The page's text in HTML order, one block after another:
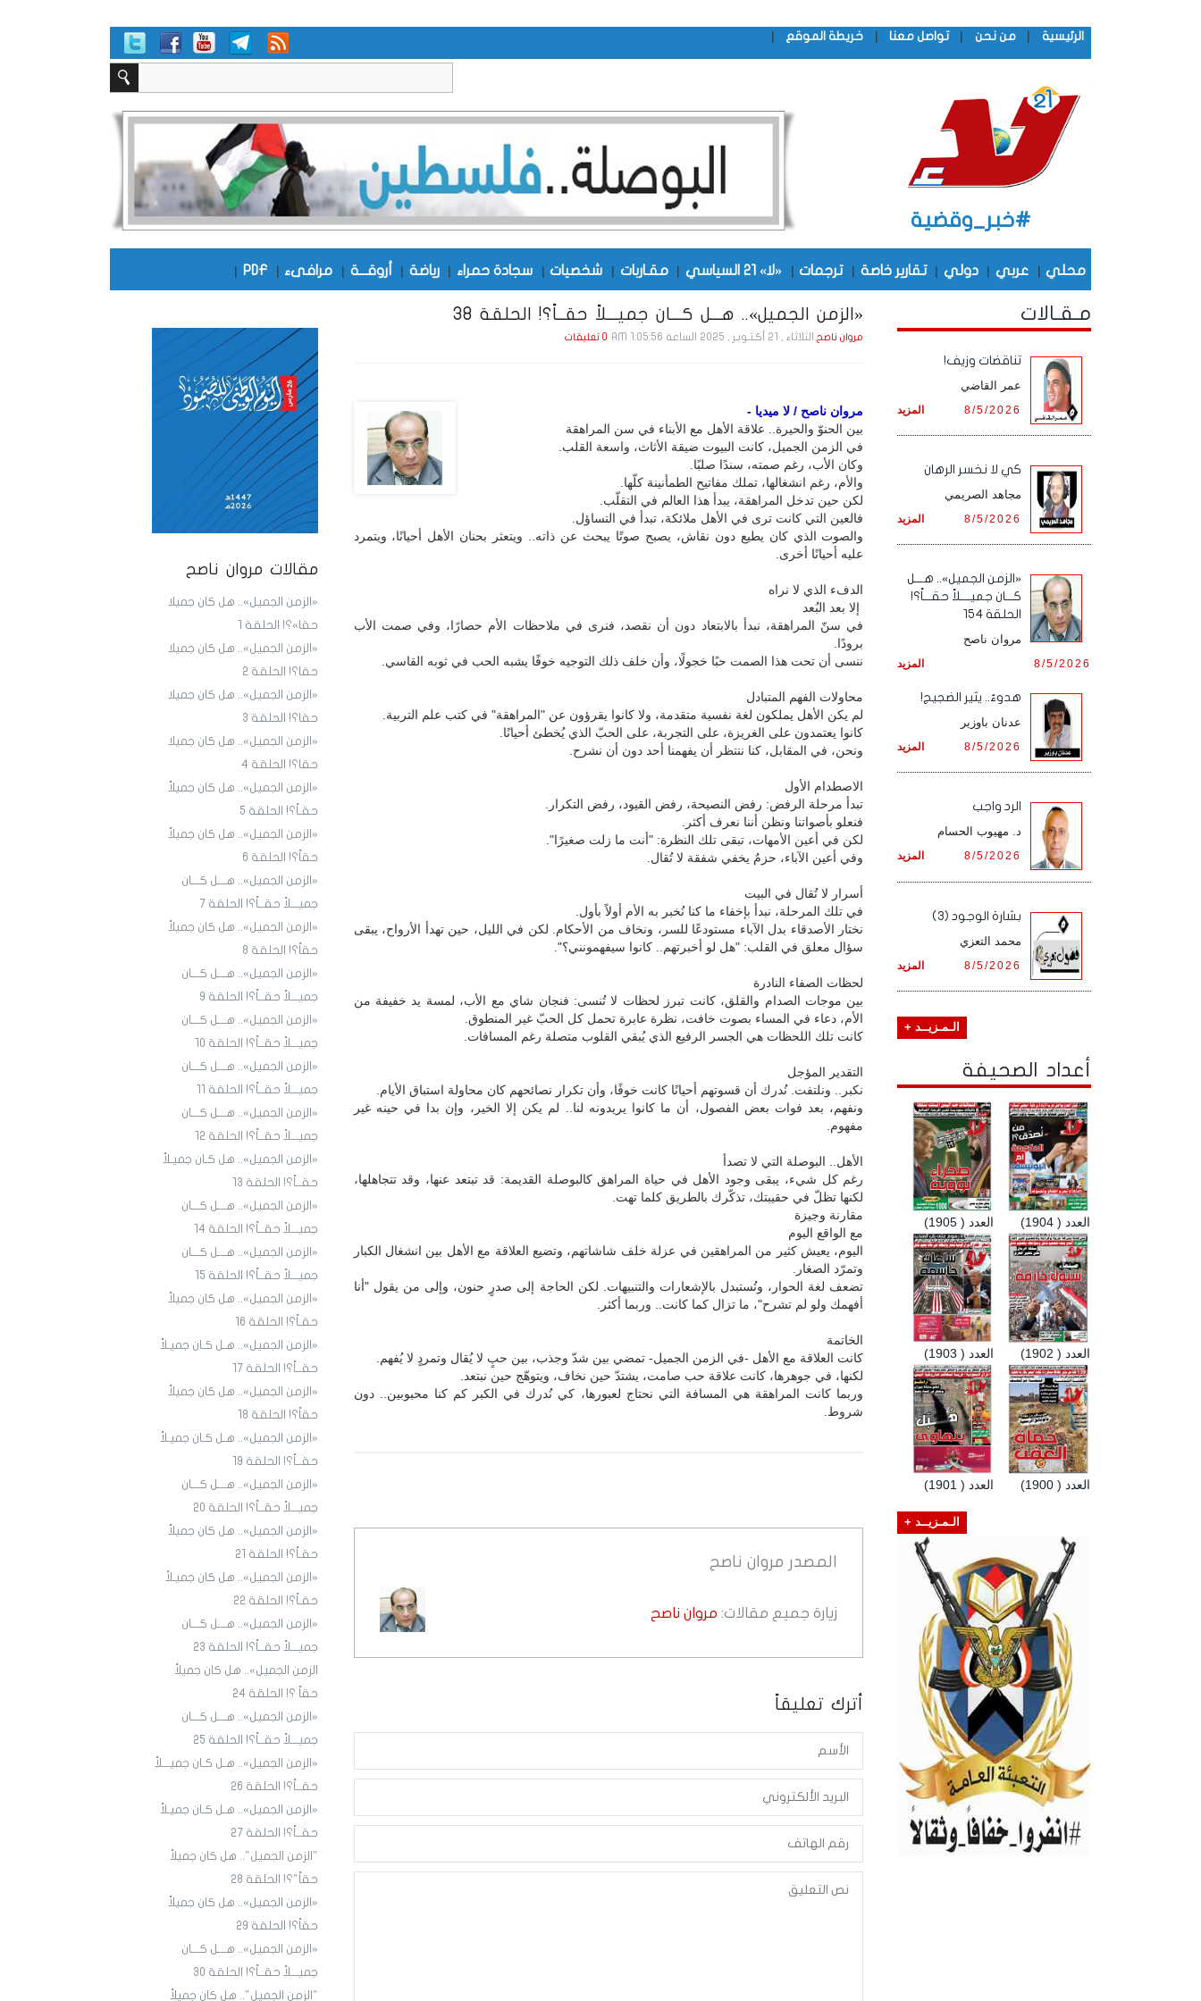
الرئيسية | من نحن | تواصل معنا | خريطة الموقع |
#خبر_وقضية
محلي | عربي | دولي | تقارير خاصة | ترجمات | «لا» 21 السياسي | مقـاربات | شخصيات | سجادة حمراء | رياضة | أروقـــة | مرافىء |
PDF
|
مقالات مروان ناصح
«الزمن الجميل».. هل كان جميلا
حقا»؟! الحلقة 1
«الزمن الجميل».. هل كان جميلا
حقا؟! الحلقة 2
«الزمن الجميل».. هل كان جميلا
حقا؟! الحلقة 3
«الزمن الجميل».. هل كان جميلا
حقا؟! الحلقة 4
«الزمن الجميل».. هل كان جميلاً
حقـاً؟! الحلقة 5
«الزمن الجميل».. هل كان جميلاً
حقاً؟! الحلقة 6
«الزمن الجميل».. هـــل كـــان
جميـــلاً حقــاً؟! الحلقة 7
«الزمن الجميل».. هل كان جميلاً
حقاً؟! الحلقة 8
«الزمن الجميل».. هـــل كـــان
جميـــلاً حقــاً؟! الحلقة 9
«الزمن الجميل».. هـــل كـــان
جميـــلاً حقــاً؟! الحلقة ١٠
«الزمن الجميل».. هـــل كـــان
جميـــلاً حقــاً؟! الحلقة ١1
«الزمن الجميل».. هـــل كـــان
جميـــلاً حقــاً؟! الحلقة ١2
«الزمن الجميل».. هل كـان جميـلاً
حقــاً؟! الحلقة ١3
«الزمن الجميل».. هـــل كـــان
جميـــلاً حقــاً؟! الحلقة ١4
«الزمن الجميل».. هـــل كـــان
جميـــلاً حقــاً؟! الحلقة 15
«الزمن الجميل».. هل كان جميلاً
حقـاً؟! الحلقة 16
«الزمن الجميل».. هـل كـان جميـلاً
حقــاً؟! الحلقة 17
«الزمن الجميل».. هل كان جميلاً
حقاً؟! الحلقة 18
«الزمن الجميل».. هـل كـان جميـلاً
حقــاً؟! الحلقة 19
«الزمن الجميل».. هـــل كـــان
جميـــلاً حقــاً؟! الحلقة 20
«الزمن الجميل».. هل كان جميلاً
حقـاً؟! الحلقة 21
«الزمن الجميل».. هل كان جميـلاً
حقـاً؟! الحلقة ٢٢
«الزمن الجميل».. هـــل كـــان
جميـــلاً حقــاً؟! الحلقة 23
الزمن الجميل».. هل كان جميلاً
حقاً ؟! الحلقة 24
«الزمن الجميل».. هـــل كـــان
جميـــلاً حقــاً؟! الحلقة 25
«الزمن الجميل».. هـل كـان جميـــلاً
حقــاً؟! الحلقة 26
«الزمن الجميل».. هـل كـان جميـلاً
حقــاً؟! الحلقة 27
"الزمن الجميل".. هل كان جميلاً
حقاً"؟! الحلقة 28
«الزمن الجميل».. هل كان جميلاً
حقاً؟! الحلقة 29
«الزمن الجميل».. هـــل كـــان
جميـــلاً حقــاً؟! الحلقة 30
"الزمن الجميل".. هل كان جميلاً
«الزمن الجميل».. هـــل كـــان جميـــلاً حقــاً؟! الحلقة 38
مروان ناصحالثلاثاء , 21 أكـتـوبـر , 2025 الساعة 1:05:56 AM 0 تعليقات
مروان ناصح / لا ميديا -
بين الحنوّ والحيرة.. علاقة الأهل مع الأبناء في سن المراهقة
في الزمن الجميل، كانت البيوت ضيقة الأثاث، واسعة القلب.
وكان الأب، رغم صمته، سندًا صلبًا.
والأم، رغم انشغالها، تملك مفاتيح الطمأنينة كلّها.
لكن حين تدخل المراهقة، يبدأ هذا العالم في التقلّب.
فالعين التي كانت ترى في الأهل ملائكة، تبدأ في التساؤل.
والصوت الذي كان يطيع دون نقاش، يصبح صوتًا يبحث عن ذاته.. ويتعثر بحنان الأهل أحيانًا، ويتمرد
عليه أحيانًا أخرى.
الدفء الذي لا نراه
إلا بعد البُعد
في سنّ المراهقة، نبدأ بالابتعاد دون أن نقصد، فنرى في ملاحظات الأم حصارًا، وفي صمت الأب
برودًا.
ننسى أن تحت هذا الصمت حبًا خجولًا، وأن خلف ذلك التوجيه خوفًا يشبه الحب في ثوبه القاسي.
محاولات الفهم المتبادل
لم يكن الأهل يملكون لغة نفسية متقدمة، ولا كانوا يقرؤون عن "المراهقة" في كتب علم التربية.
كانوا يعتمدون على الغريزة، على التجربة، على الحبّ الذي يُخطئ أحيانًا.
ونحن، في المقابل، كنا ننتظر أن يفهمنا أحد دون أن نشرح.
الاصطدام الأول
تبدأ مرحلة الرفض: رفض النصيحة، رفض القيود، رفض التكرار.
فنعلو بأصواتنا ونظن أننا نعرف أكثر.
لكن في أعين الأمهات، تبقى تلك النظرة: "أنت ما زلت صغيرًا".
وفي أعين الآباء، حزمٌ يخفي شفقة لا تُقال.
أسرار لا تُقال في البيت
في تلك المرحلة، نبدأ بإخفاء ما كنا نُخبر به الأم أولاً بأول.
نختار الأصدقاء بدل الآباء مستودعًا للسر، ونخاف من الأحكام. لكن في الليل، حين تهدأ الأرواح، يبقى
سؤال معلق في القلب: "هل لو أخبرتهم.. كانوا سيفهمونني؟".
لحظات الصفاء النادرة
بين موجات الصدام والقلق، كانت تبرز لحظات لا تُنسى: فنجان شاي مع الأب، لمسة يد خفيفة من
الأم، دعاء في المساء بصوت خافت، نظرة عابرة تحمل كل الحبّ غير المنطوق.
كانت تلك اللحظات هي الجسر الرفيع الذي يُبقي القلوب متصلة رغم المسافات.
التقدير المؤجل
نكبر.. ونلتفت. نُدرك أن قسوتهم أحيانًا كانت خوفًا، وأن تكرار نصائحهم كان محاولة استباق الأيام.
ونفهم، بعد فوات بعض الفصول، أن ما كانوا يريدونه لنا.. لم يكن إلا الخير، وإن بدا في حينه غير
مفهوم.
الأهل.. البوصلة التي لا تصدأ
رغم كل شيء، يبقى وجود الأهل في حياة المراهق كالبوصلة القديمة: قد تبتعد عنها، وقد تتجاهلها،
لكنها تظلّ في حقيبتك، تذكّرك بالطريق كلما تهت.
مقارنة وجيزة
مع الواقع اليوم
اليوم، يعيش كثير من المراهقين في عزلة خلف شاشاتهم، وتضيع العلاقة مع الأهل بين انشغال الكبار
وتمرّد الصغار.
تضعف لغة الحوار، وتُستبدل بالإشعارات والتنبيهات. لكن الحاجة إلى صدرٍ حنون، وإلى من يقول "أنا
أفهمك ولو لم تشرح"، ما تزال كما كانت.. وربما أكثر.
الخاتمة
كانت العلاقة مع الأهل -في الزمن الجميل- تمضي بين شدّ وجذب، بين حبٍ لا يُقال وتمردٍ لا يُفهم.
لكنها، في جوهرها، كانت علاقة حب صامت، يشتدّ حين نخاف، ويتوهّج حين نبتعد.
وربما كانت المراهقة هي المسافة التي نحتاج لعبورها، كي نُدرك في الكبر كم كنا محبوبين.. دون
شروط.
المصدر مروان ناصح
زيارة جميع مقالات: مروان ناصح
أترك تعليقاً
مـقـالات
تناقضات وزيف!
عمر القاضي
المزيد 8/5/2026
كي لا نخسر الرهان
مجاهد الصريمي
المزيد 8/5/2026
«الزمن الجميل».. هـــل
كـــان جميــــلاً حقـــاً؟!
الحلقة 154
مروان ناصح
المزيد 8/5/2026
هدوءٌ.. يثير الضجيج!
عدنان باوزير
المزيد 8/5/2026
الرد واجب
د. مهيوب الحسام
المزيد 8/5/2026
بشارة الوجود (3)
محمد التعزي
المزيد 8/5/2026
الـمـزيــد +
أعداد الصحيفة
العدد ( 1905) العدد ( 1904)
العدد ( 1903) العدد ( 1902)
العدد ( 1901) العدد ( 1900)
الـمـزيــد +